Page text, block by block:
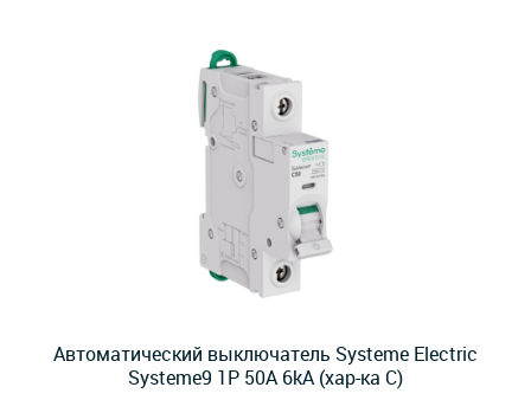
Автоматический выключатель Systeme Electric
Systeme9 1P 50A 6kA (хар-ка C)